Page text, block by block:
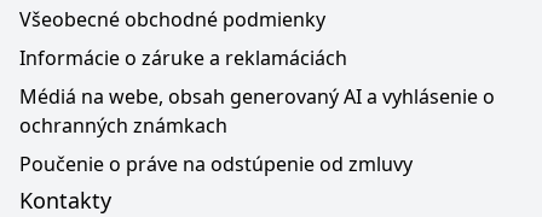
Všeobecné obchodné podmienky
Informácie o záruke a reklamáciách
Médiá na webe, obsah generovaný AI a vyhlásenie o
ochranných známkach
Poučenie o práve na odstúpenie od zmluvy
Kontakty